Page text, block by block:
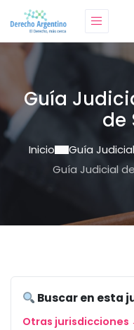
Guía
de
Inicio
Guía
Guía Judicial
Buscar en esta
Otras jurisdicciones